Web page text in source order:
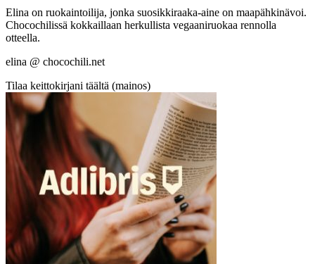
Elina on ruokaintoilija, jonka suosikkiraaka-aine on maapähkinävoi.
Chocochilissä kokkaillaan herkullista vegaaniruokaa rennolla
otteella.
elina @ chocochili.net
Tilaa keittokirjani täältä (mainos)